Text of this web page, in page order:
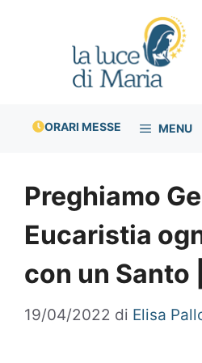
ORARI MESSE MENU
Preghiamo
Eucaristia
con un Santo
19/04/2022 di Elisa